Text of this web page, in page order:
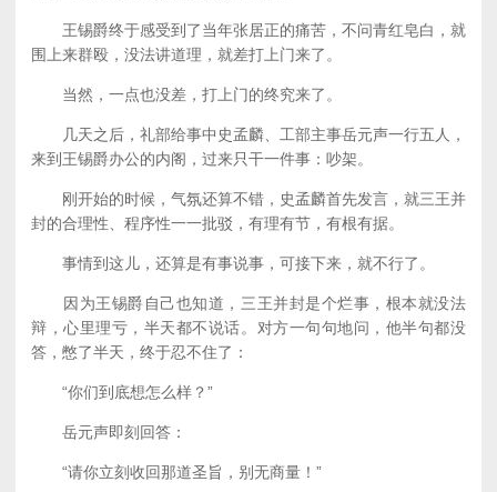
王锡爵终于感受到了当年张居正的痛苦，不问青红皂白，就
围上来群殴，没法讲道理，就差打上门来了。
当然，一点也没差，打上门的终究来了。
几天之后，礼部给事中史孟麟、工部主事岳元声一行五人，
来到王锡爵办公的内阁，过来只干一件事：吵架。
刚开始的时候，气氛还算不错，史孟麟首先发言，就三王并
封的合理性、程序性一一批驳，有理有节，有根有据。
事情到这儿，还算是有事说事，可接下来，就不行了。
因为王锡爵自己也知道，三王并封是个烂事，根本就没法
辩，心里理亏，半天都不说话。对方一句句地问，他半句都没
答，憋了半天，终于忍不住了：
“你们到底想怎么样？”
岳元声即刻回答：
“请你立刻收回那道圣旨，别无商量！”